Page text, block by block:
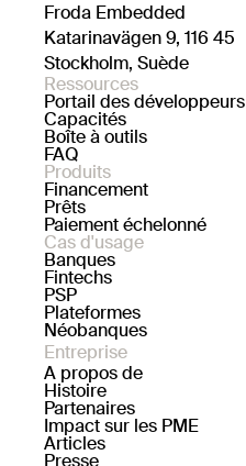
Froda Embedded
Katarinavägen 9, 116 45
Stockholm, Suède
Ressources
Portail des développeurs
Capacités
Boîte à outils
FAQ
Produits
Financement
Prêts
Paiement échelonné
Cas d'usage
Banques
Fintechs
PSP
Plateformes
Néobanques
Entreprise
A propos de
Histoire
Partenaires
Impact sur les PME
Articles
Presse